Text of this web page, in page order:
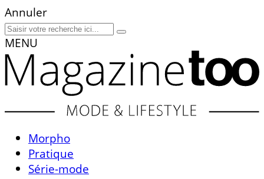
Annuler
MENU
Morpho
Pratique
Série-mode